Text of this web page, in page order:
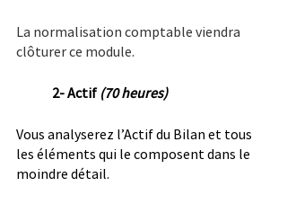
La normalisation comptable viendra
clôturer ce module.
2- Actif (70 heures)
Vous analyserez l’Actif du Bilan et tous
les éléments qui le composent dans le
moindre détail.